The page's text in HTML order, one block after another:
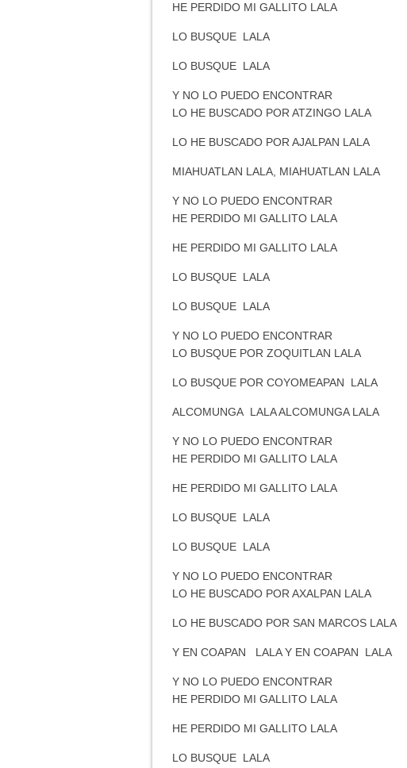
HE PERDIDO MI GALLITO LALA
LO BUSQUE LALA
LO BUSQUE LALA
Y NO LO PUEDO ENCONTRAR
LO HE BUSCADO POR ATZINGO LALA
LO HE BUSCADO POR AJALPAN LALA
MIAHUATLAN LALA, MIAHUATLAN LALA
Y NO LO PUEDO ENCONTRAR
HE PERDIDO MI GALLITO LALA
HE PERDIDO MI GALLITO LALA
LO BUSQUE LALA
LO BUSQUE LALA
Y NO LO PUEDO ENCONTRAR
LO BUSQUE POR ZOQUITLAN LALA
LO BUSQUE POR COYOMEAPAN LALA
ALCOMUNGA LALA ALCOMUNGA LALA
Y NO LO PUEDO ENCONTRAR
HE PERDIDO MI GALLITO LALA
HE PERDIDO MI GALLITO LALA
LO BUSQUE LALA
LO BUSQUE LALA
Y NO LO PUEDO ENCONTRAR
LO HE BUSCADO POR AXALPAN LALA
LO HE BUSCADO POR SAN MARCOS LALA
Y EN COAPAN LALA Y EN COAPAN LALA
Y NO LO PUEDO ENCONTRAR
HE PERDIDO MI GALLITO LALA
HE PERDIDO MI GALLITO LALA
LO BUSQUE LALA